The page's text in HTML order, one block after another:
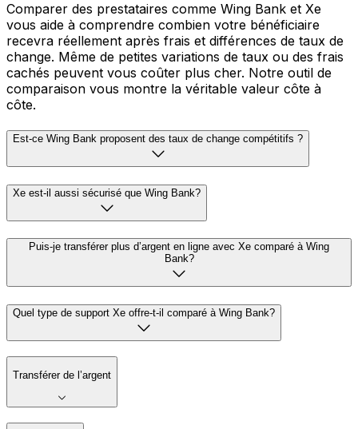
Comparer des prestataires comme Wing Bank et Xe
vous aide à comprendre combien votre bénéficiaire
recevra réellement après frais et différences de taux de
change. Même de petites variations de taux ou des frais
cachés peuvent vous coûter plus cher. Notre outil de
comparaison vous montre la véritable valeur côte à
côte.
Est-ce Wing Bank proposent des taux de change compétitifs ?
Xe est-il aussi sécurisé que Wing Bank?
Puis-je transférer plus d’argent en ligne avec Xe comparé à Wing
Bank?
Quel type de support Xe offre-t-il comparé à Wing Bank?
Transférer de l’argent